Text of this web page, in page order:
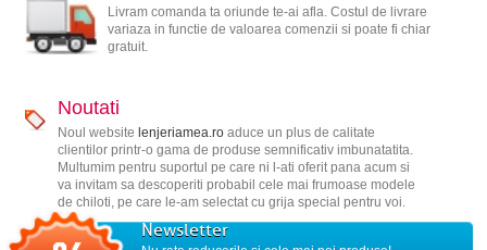
Livram comanda ta oriunde te-ai afla. Costul de livrare
variaza in functie de valoarea comenzii si poate fi chiar
gratuit.
Noutati
Noul website lenjeriamea.roaduce un plus de calitate
clientilor printr-o gama de produse semnificativ imbunatatita.
Multumim pentru suportul pe care ni l-ati oferit pana acum si
va invitam sa descoperiti probabil cele mai frumoase modele
de chiloti, pe care le-am selectat cu grija special pentru voi.
Newsletter